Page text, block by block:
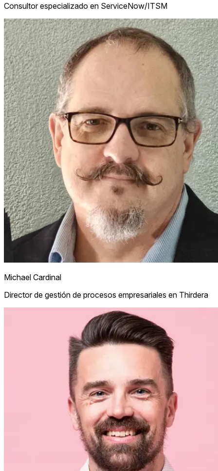
Consultor especializado en ServiceNow/ITSM
Michael Cardinal
Director de gestión de procesos empresariales en Thirdera